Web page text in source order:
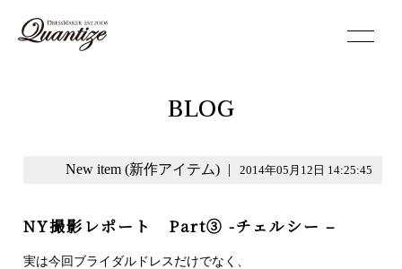
BLOG
New item (新作アイテム) | 2014年05月12日 14:25:45
NY撮影レポート Part③ -チェルシー –
実は今回ブライダルドレスだけでなく、